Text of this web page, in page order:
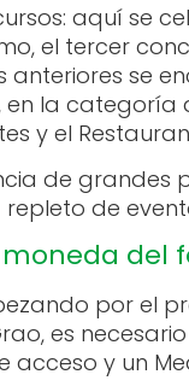
aquí se
el tercer
se
la categoría
y el
de
repleto de
del
por el
es
acceso y un